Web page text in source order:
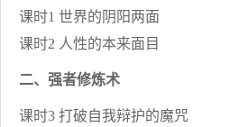
课时1 世界的阴阳两面
课时2 人性的本来面目
二、强者修炼术
课时3 打破自我辩护的魔咒